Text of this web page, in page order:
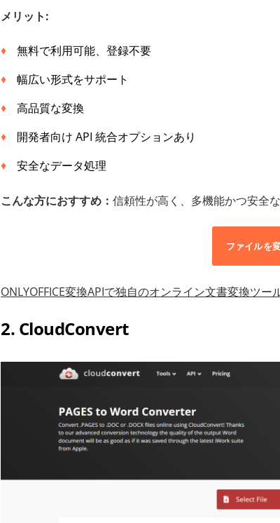
メリット:
無料で利用可能、登録不要
幅広い形式をサポート
高品質な変換
開発者向け API 統合オプションあり
安全なデータ処理
こんな方におすすめ： 信頼性が高く、多機能かつ安全
ファイルを
ONLYOFFICE変換APIで独自のオンライン文書変換ツー
2. CloudConvert